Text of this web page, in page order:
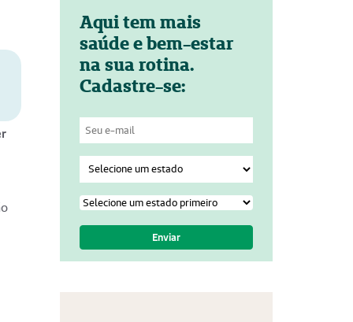
Aqui tem mais
saúde e bem-estar
na sua rotina.
Cadastre-se: